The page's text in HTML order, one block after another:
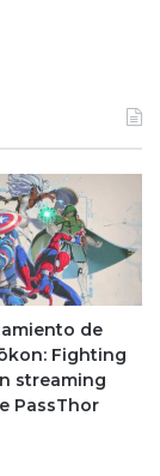
de
Fighting
streaming
PassThor